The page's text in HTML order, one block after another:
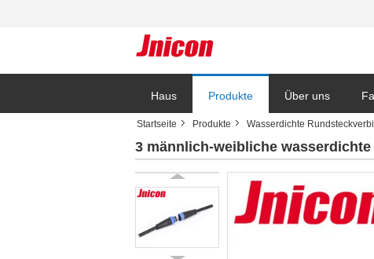
Haus Produkte Über uns
Startseite Produkte Wasserdichte
3 männlich-weibliche